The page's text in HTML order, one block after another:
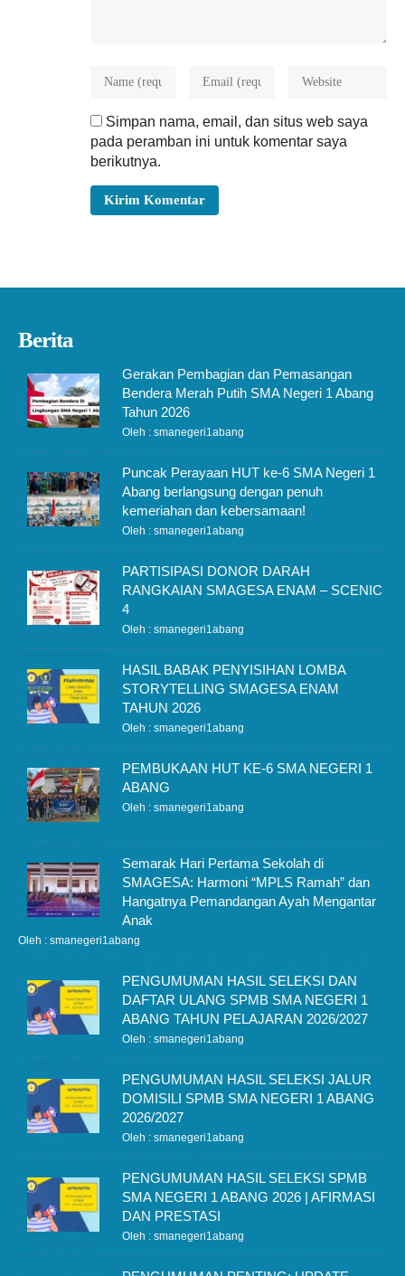
Simpan nama, email, dan situs web saya
pada peramban ini untuk komentar saya
berikutnya.
Berita
Gerakan Pembagian dan Pemasangan
Bendera Merah Putih SMA Negeri 1 Abang
Tahun 2026
Oleh : smanegeri1abang
Puncak Perayaan HUT ke-6 SMA Negeri 1
Abang berlangsung dengan penuh
kemeriahan dan kebersamaan!
Oleh : smanegeri1abang
PARTISIPASI DONOR DARAH
RANGKAIAN SMAGESA ENAM – SCENIC
4
Oleh : smanegeri1abang
HASIL BABAK PENYISIHAN LOMBA
STORYTELLING SMAGESA ENAM
TAHUN 2026
Oleh : smanegeri1abang
PEMBUKAAN HUT KE-6 SMA NEGERI 1
ABANG
Oleh : smanegeri1abang
Semarak Hari Pertama Sekolah di
SMAGESA: Harmoni “MPLS Ramah” dan
Hangatnya Pemandangan Ayah Mengantar
Anak
Oleh : smanegeri1abang
PENGUMUMAN HASIL SELEKSI DAN
DAFTAR ULANG SPMB SMA NEGERI 1
ABANG TAHUN PELAJARAN 2026/2027
Oleh : smanegeri1abang
PENGUMUMAN HASIL SELEKSI JALUR
DOMISILI SPMB SMA NEGERI 1 ABANG
2026/2027
Oleh : smanegeri1abang
PENGUMUMAN HASIL SELEKSI SPMB
SMA NEGERI 1 ABANG 2026 | AFIRMASI
DAN PRESTASI
Oleh : smanegeri1abang